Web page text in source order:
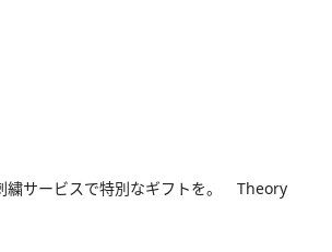
繍サービスで特別なギフトを。 Theory